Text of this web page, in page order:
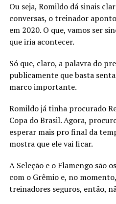
Ou seja, Romildo dá sinais
conversas, o treinador
em 2020. O que, vamos ser
que iria acontecer.
Só que, claro, a palavra do
publicamente que basta
marco importante.
Romildo já tinha procurado
Copa do Brasil. Agora,
esperar mais pro final da
mostra que ele vai ficar.
A Seleção e o Flamengo são
com o Grêmio e, no
treinadores seguros, então,